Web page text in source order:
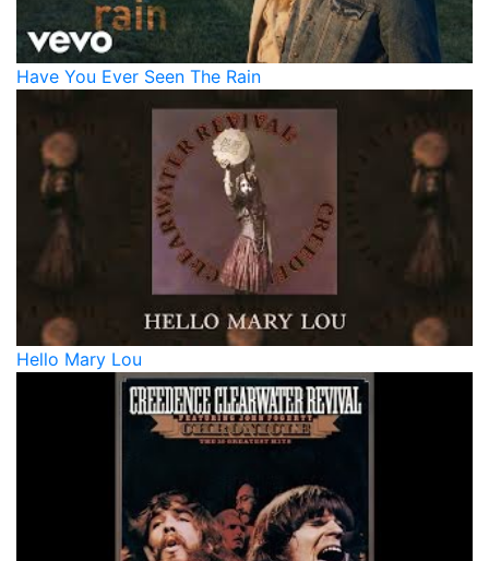
Have You Ever Seen The Rain
Hello Mary Lou